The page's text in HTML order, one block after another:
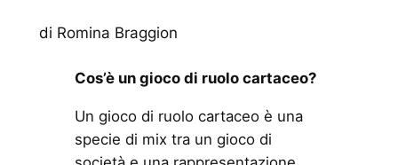
di Romina Braggion
Cos’è un gioco di ruolo cartaceo?
Un gioco di ruolo cartaceo è una
specie di mix tra un gioco di